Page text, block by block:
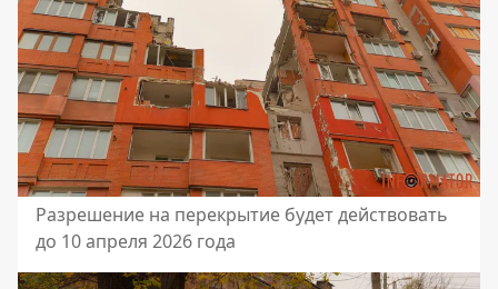
Разрешение на перекрытие будет действовать
до 10 апреля 2026 года